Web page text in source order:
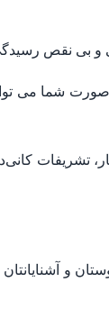
و بی نقص
شما می
تشریفات
و